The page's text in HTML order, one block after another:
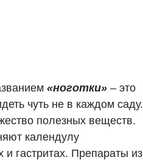
«ноготки» – это
чуть не в каждом саду.
полезных веществ.
календулу
и гастритах. Препараты из